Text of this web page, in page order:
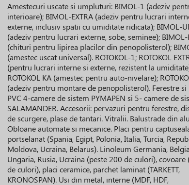
Amestecuri uscate si umpluturi: BIMOL-1 (adeziv
interioare); BIMOL-EXTRA (adeziv pentru lucrari
externe, inclusiv spatii cu umiditate ridicata); BIMOL-
(adeziv pentru lucrari externe, sobe, seminee); BIMOL-
(chituri pentru lipirea placilor din penopolisterol);
(amestec uscat universal). ROTOKOL-1; ROTOKOL
(pentru lucrari interne si externe, rezistent la
ROTOKOL KA (amestec pentru auto-nivelare);
(adeziv pentru montare de penopolisterol). Ferestre si
PVC 4-camere de sistem PYMAPEN si 5- camere de
SALAMANDER. Accesorii: pervazuri pentru ferestre,
de scurgere, plase de tantari. Vitralii. Balustrade din
Obloane automate si mecanice. Placi pentru
portselanat (Spania, Egipt, Polonia, Italia, Turcia,
Moldova, Ucraina, Belarus). Linoleum Germania,
Ungaria, Rusia, Ucraina (peste 200 de culori), covoare
de culori), placi ceramice, parchet laminat (TARKETT,
KRONOSPAN). Usi din metal, interne (MDF, HDF,